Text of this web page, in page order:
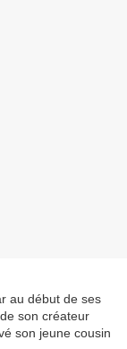
au début de ses
son créateur
son jeune cousin